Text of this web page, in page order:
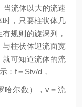
当流体以大的流速
，只要柱状体几
规则的旋涡列，
柱状体迎流面宽
就可知道流体的流
：f＝Stv/d，
哈尔数），v＝流